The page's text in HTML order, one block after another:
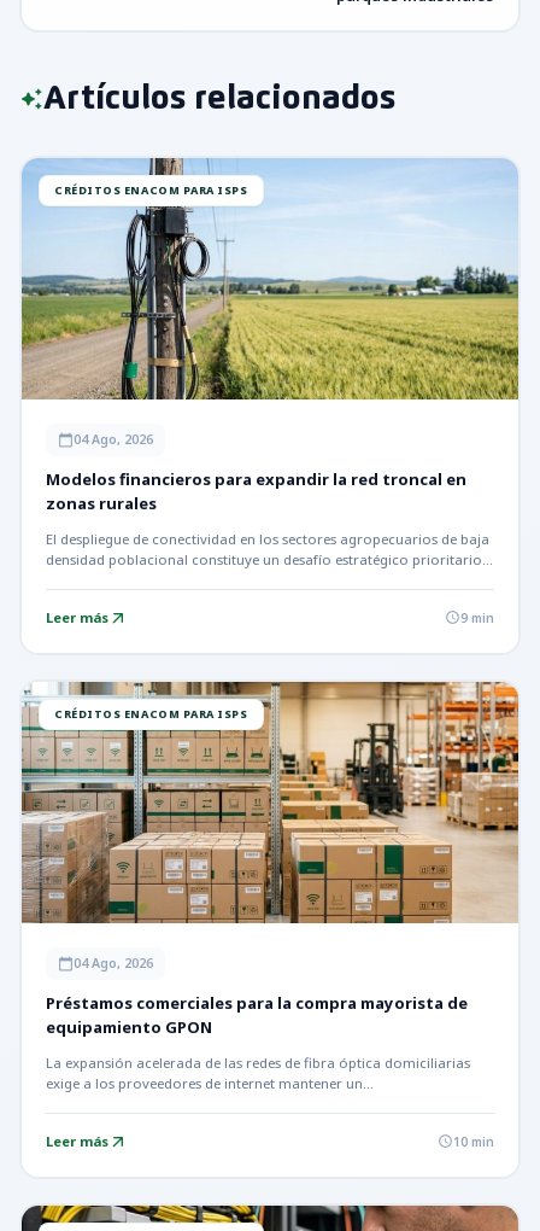
auto_awesomeArtículos relacionados
CRÉDITOS ENACOM PARA ISPS
calendar_today04 Ago, 2026
Modelos financieros para expandir la red troncal en
zonas rurales
El despliegue de conectividad en los sectores agropecuarios de baja
densidad poblacional constituye un desafío estratégico prioritario
Leer más arrow_outward schedule9 min
CRÉDITOS ENACOM PARA ISPS
calendar_today04 Ago, 2026
Préstamos comerciales para la compra mayorista de
equipamiento GPON
La expansión acelerada de las redes de fibra óptica domiciliarias
exige a los proveedores de internet mantener un…
Leer más arrow_outward schedule10 min